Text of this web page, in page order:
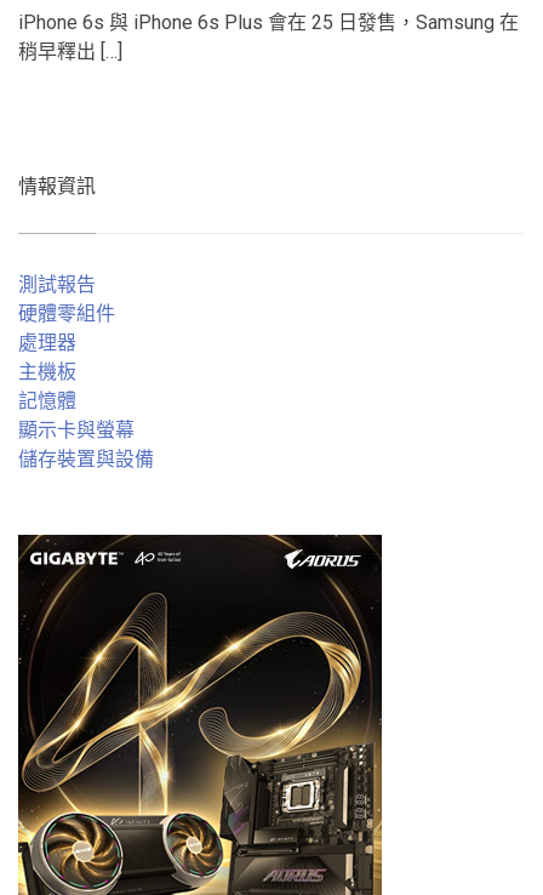
iPhone 6s 與 iPhone 6s Plus 會在 25 日發售，Samsung 在
稍早釋出 […]
情報資訊
測試報告
硬體零組件
處理器
主機板
記憶體
顯示卡與螢幕
儲存裝置與設備